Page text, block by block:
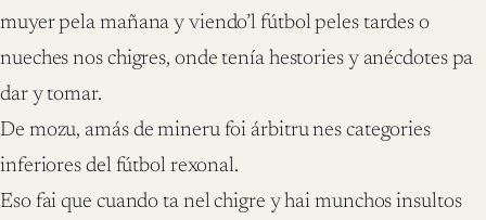
muyer pela mañana y viendo’l fútbol peles tardes o
nueches nos chigres, onde tenía hestories y anécdotes pa
dar y tomar.
De mozu, amás de mineru foi árbitru nes categories
inferiores del fútbol rexonal.
Eso fai que cuando ta nel chigre y hai munchos insultos